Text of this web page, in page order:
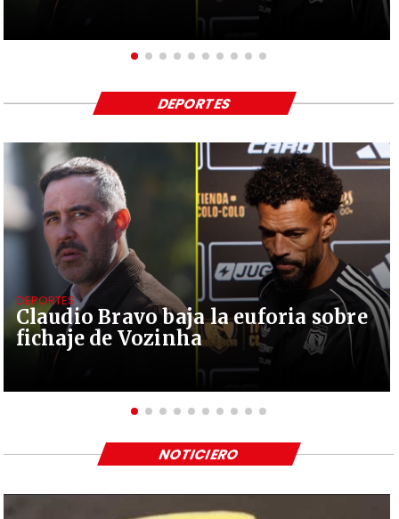
Claudio Bravo baja la euforia sobre
fichaje de Vozinha
DEPORTES
DEPORTES
NOTICIERO